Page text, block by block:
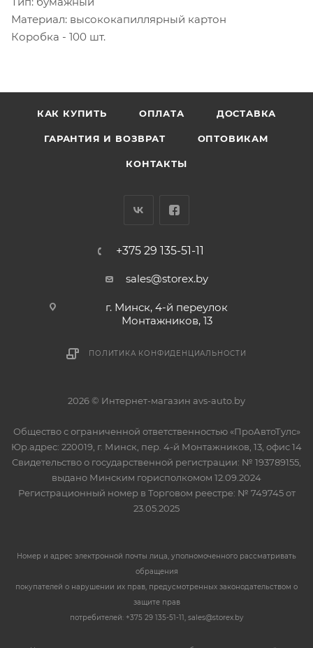
Материал: высококапиллярный картон
Коробка - 100 шт.
КАК КУПИТЬ ОПЛАТА ДОСТАВКА
ГАРАНТИЯ И ВОЗВРАТ ОПТОВИКАМ
КОНТАКТЫ
+375 29 135-51-11
sales@storex.by
г. Минск, 4-й переулок
Монтажников, 13
ПОЛИТИКА КОНФИДЕНЦИАЛЬНОСТИ
2026 © Интернет-магазин avs-auto.by
Общество с ограниченной ответственностью «ПроАвтоТулс»
Юр.адрес: 220019, г. Минск, пер. 4-й Монтажников, 13, офис 14
Свидетельство о государственной регистрации: № 193789155,
выдано Минским горисполкомом 12.09.2024
Регистрационный номер в Торговом реестре: № 749745 от
23.05.2025
Номер и адрес электронной почты лица, уполномоченного рассматривать
обращения
покупателей о нарушении их прав, предусмотренных законодательством о
защите прав
потребителей: +375 29 135-51-11, sales@storex.by